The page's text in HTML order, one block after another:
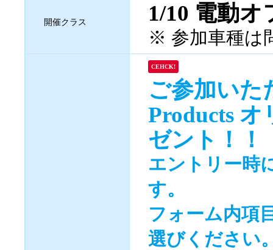
開催クラス 1/10 電動
※ 参加車種は
CEHCK!
ご参加いた
Products
ゼント！！
エントリー時
す。
フォーム内項
選びください